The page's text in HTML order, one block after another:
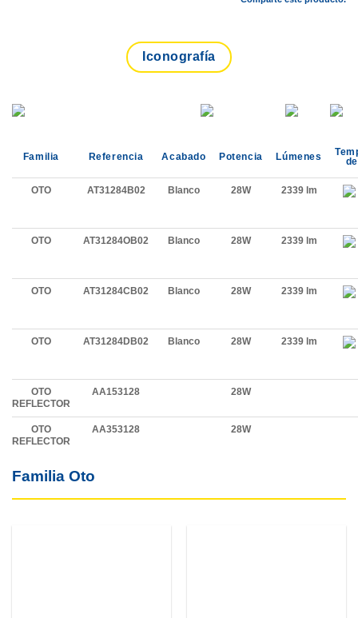
Iconografía
Familia Referencia Acabado Potencia Lúmenes
OTO AT31284B02 Blanco 28W 2339 lm
OTO AT31284OB02 Blanco 28W 2339 lm
OTO AT31284CB02 Blanco 28W 2339 lm
OTO AT31284DB02 Blanco 28W 2339 lm
OTO
REFLECTOR
AA153128 28W
OTO
REFLECTOR
AA353128 28W
Familia Oto